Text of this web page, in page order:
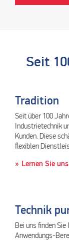
Seit
Tradition
Seit über 100
Industrietechnik
Kunden. Diese
flexiblen
Lernen Sie
Technik
Bei uns finden
Anwendungs-